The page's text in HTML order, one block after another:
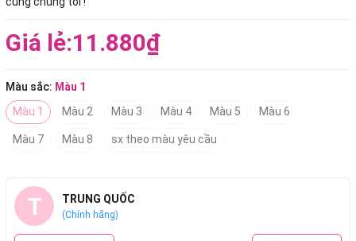
Giá lẻ:11.880₫
Màu sắc: Màu 1
Màu 1
Màu 2 Màu 3 Màu 4 Màu 5 Màu 6
Màu 7 Màu 8 sx theo màu yêu cầu
T TRUNG QUỐC
(Chính hãng)